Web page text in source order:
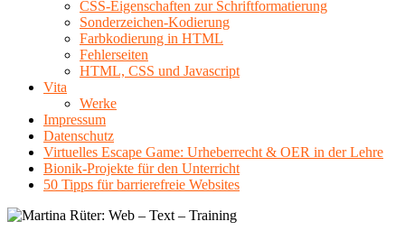
CSS-Eigenschaften zur Schriftformatierung
Sonderzeichen-Kodierung
Farbkodierung in HTML
Fehlerseiten
HTML, CSS und Javascript
Vita
Werke
Impressum
Datenschutz
Virtuelles Escape Game: Urheberrecht & OER in der Lehre
Bionik-Projekte für den Unterricht
50 Tipps für barrierefreie Websites